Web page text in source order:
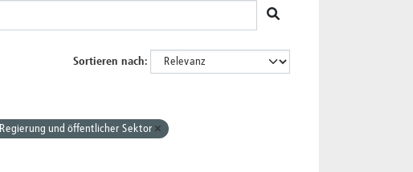
Sortieren nach
Regierung und öffentlicher Sektor